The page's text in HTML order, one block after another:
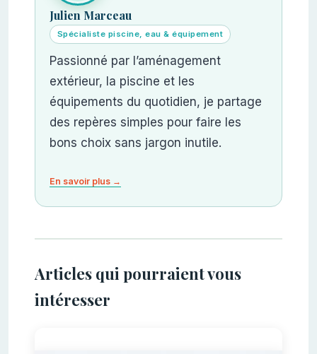
Julien Marceau
Spécialiste piscine, eau & équipement
Passionné par l’aménagement
extérieur, la piscine et les
équipements du quotidien, je partage
des repères simples pour faire les
bons choix sans jargon inutile.
En savoir plus →
Articles qui pourraient vous
intéresser